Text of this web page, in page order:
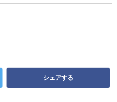
シェアする